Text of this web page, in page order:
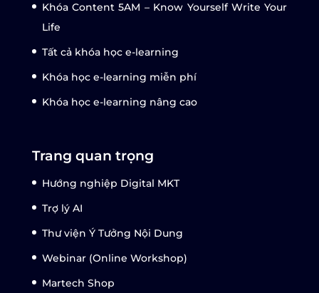
Khóa Content 5AM – Know Yourself Write Your
Life
Tất cả khóa học e-learning
Khóa học e-learning miễn phí
Khóa học e-learning nâng cao
Trang quan trọng
Hướng nghiệp Digital MKT
Trợ lý AI
Thư viện Ý Tưởng Nội Dung
Webinar (Online Workshop)
Martech Shop